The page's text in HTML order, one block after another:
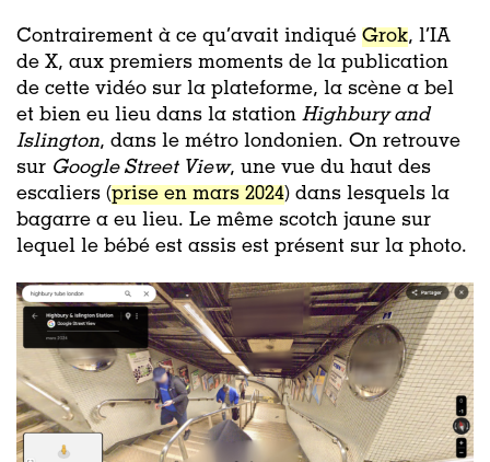
Contrairement à ce qu’avait indiqué Grok, l’IA
de X, aux premiers moments de la publication
de cette vidéo sur la plateforme, la scène a bel
et bien eu lieu dans la station Highbury and
Islington, dans le métro londonien. On retrouve
sur Google Street View, une vue du haut des
escaliers (prise en mars 2024) dans lesquels la
bagarre a eu lieu. Le même scotch jaune sur
lequel le bébé est assis est présent sur la photo.